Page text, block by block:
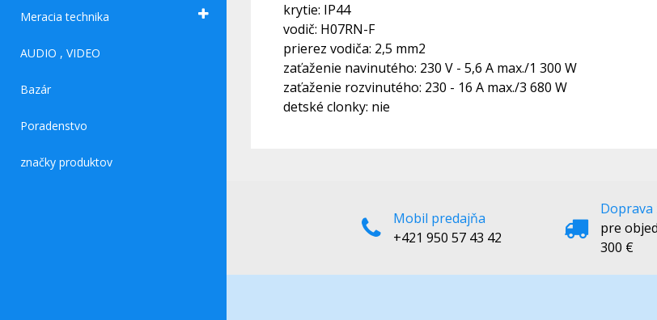
Meracia technika
AUDIO , VIDEO
Bazár
Poradenstvo
značky produktov
krytie: IP44
vodič: H07RN-F
prierez vodiča: 2,5 mm2
zaťaženie navinutého: 230 V - 5,6 A max./1 300 W
zaťaženie rozvinutého: 230 - 16 A max./3 680 W
detské clonky: nie
Mobil predajňa
+421 950 57 43 42
Doprava
pre
300 €